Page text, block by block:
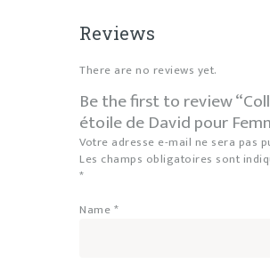
Reviews
There are no reviews yet.
Be the first to review
étoile de David pour
Votre adresse e-mail ne sera pas
Les champs obligatoires sont
*
Name*